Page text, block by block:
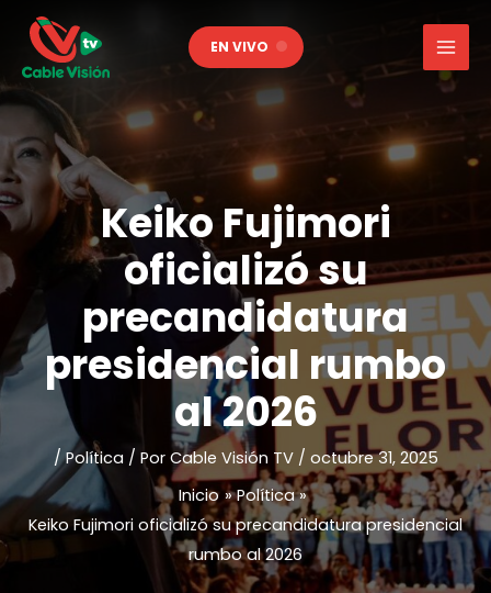
contenido
EN VIVO
Keiko Fujimori
oficializó su
precandidatura
presidencial rumbo
al 2026
/Política/ Por Cable Visión TV / octubre 31, 2025
Inicio
Política
Keiko Fujimori oficializó su precandidatura presidencial
rumbo al 2026